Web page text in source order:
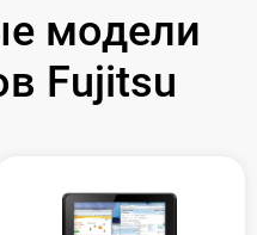
модели
Fujitsu